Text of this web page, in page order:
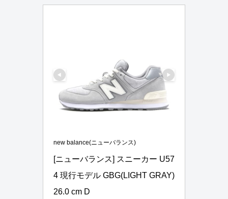
new balance(ニューバランス)
[ニューバランス] スニーカー U57
4 現行モデル GBG(LIGHT GRAY)
26.0 cm D